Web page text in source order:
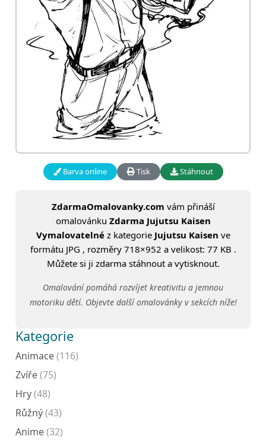
Barva online Tisk Stáhnout
ZdarmaOmalovanky.com vám přináší
omalovánku Zdarma Jujutsu Kaisen
Vymalovatelnéz kategorie Jujutsu Kaisen ve
formátu JPG , rozměry 718×952 a velikost: 77 KB .
Můžete si ji zdarma stáhnout a vytisknout.
Omalování pomáhá rozvíjet kreativitu a jemnou
motoriku dětí. Objevte další omalovánky v sekcích níže!
Kategorie
Animace(116)
Zvíře(75)
Hry(48)
Růžný(43)
Anime(32)